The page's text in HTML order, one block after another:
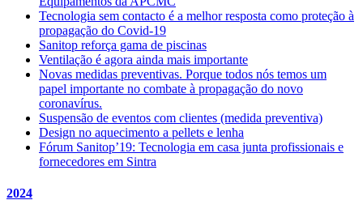
Tecnologia sem contacto é a melhor resposta como proteção à
propagação do Covid-19
Sanitop reforça gama de piscinas
Ventilação é agora ainda mais importante
Novas medidas preventivas. Porque todos nós temos um
papel importante no combate à propagação do novo
coronavírus.
Suspensão de eventos com clientes (medida preventiva)
Design no aquecimento a pellets e lenha
Fórum Sanitop’19: Tecnologia em casa junta profissionais e
fornecedores em Sintra
2024